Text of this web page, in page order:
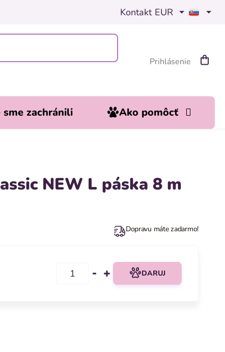
Kontakt EUR
Prihlásenie
sme zachránili Ako pomôcť
NEW L páska 8 m
Dopravu máte zadarmo!
DARUJ